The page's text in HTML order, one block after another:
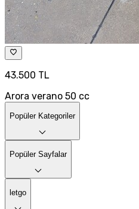
43.500 TL
Arora verano 50 cc
Popüler Kategoriler
Popüler Sayfalar
letgo